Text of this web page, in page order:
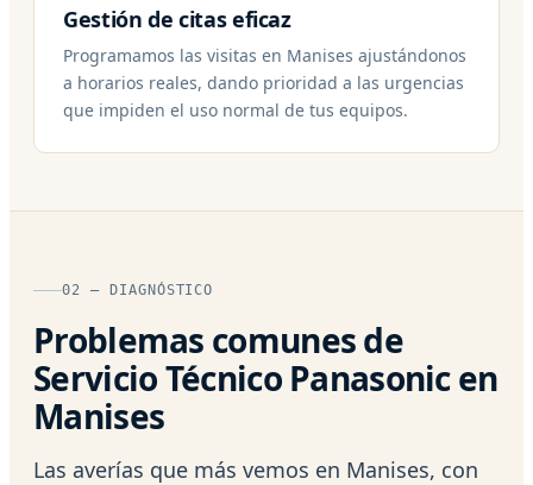
Gestión de citas eficaz
Programamos las visitas en Manises ajustándonos
a horarios reales, dando prioridad a las urgencias
que impiden el uso normal de tus equipos.
02 — DIAGNÓSTICO
Problemas comunes de
Servicio Técnico Panasonic en
Manises
Las averías que más vemos en Manises, con